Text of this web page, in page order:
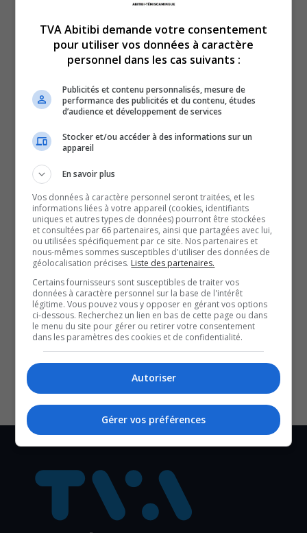
Revue de l’actualité de la
semaine du 11 au 15 mars
2024.
QUESTION DU JOUR
Commentaires
SOUTENIR NOS MÉDIAS, C’EST PROTÉGER NOTRE
CULTURE ET NOTRE ÉCONOMIE
TVA Abitibi demande votre consentement
pour utiliser vos données à caractère
personnel dans les cas suivants :
Publicités et contenu personnalisés, mesure de
performance des publicités et du contenu, études
d’audience et développement de services
Stocker et/ou accéder à des informations sur un
appareil
En savoir plus
Vos données à caractère personnel seront traitées, et les
informations liées à votre appareil (cookies, identifiants
uniques et autres types de données) pourront être stockées
et consultées par 66 partenaires, ainsi que partagées avec lui,
ou utilisées spécifiquement par ce site. Nos partenaires et
nous-mêmes sommes susceptibles d'utiliser des données de
géolocalisation précises. Liste des partenaires.
Certains fournisseurs sont susceptibles de traiter vos
données à caractère personnel sur la base de l'intérêt
légitime. Vous pouvez vous y opposer en gérant vos options
ci-dessous. Recherchez un lien en bas de cette page ou dans
le menu du site pour gérer ou retirer votre consentement
dans les paramètres des cookies et de confidentialité.
Autoriser
Gérer vos préférences